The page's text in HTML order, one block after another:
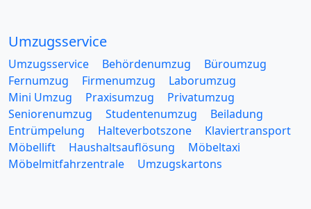
Umzugsservice
Umzugsservice Behördenumzug
Büroumzug
Fernumzug
Firmenumzug
Laborumzug
Mini Umzug
Praxisumzug
Privatumzug
Seniorenumzug
Studentenumzug
Beiladung
Entrümpelung
Halteverbotszone
Klaviertransport
Möbellift
Haushaltsauflösung
Möbeltaxi
Möbelmitfahrzentrale
Umzugskartons